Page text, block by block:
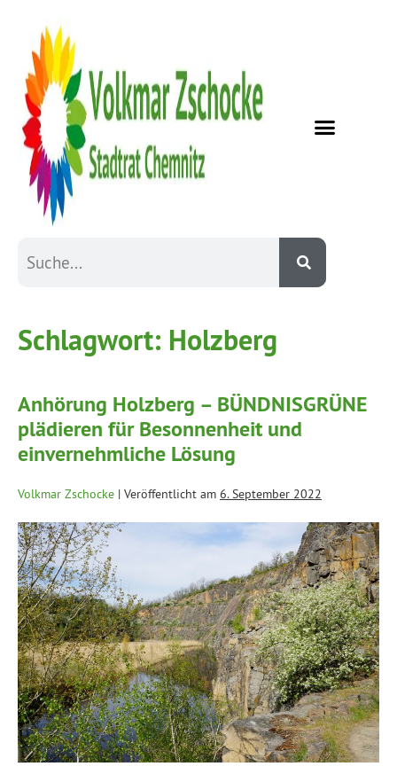
Schlagwort: Holzberg
Anhörung Holzberg – BÜNDNISGRÜNE
plädieren für Besonnenheit und
einvernehmliche Lösung
Volkmar Zschocke | Veröffentlicht am 6. September 2022